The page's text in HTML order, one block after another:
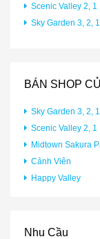
Scenic Valley 2, 1
Sky Garden 3, 2, 1
BÁN SHOP
Sky Garden 3, 2, 1
Scenic Valley 2, 1
Midtown Sakura
Cảnh Viên
Happy Valley
Nhu Cầu